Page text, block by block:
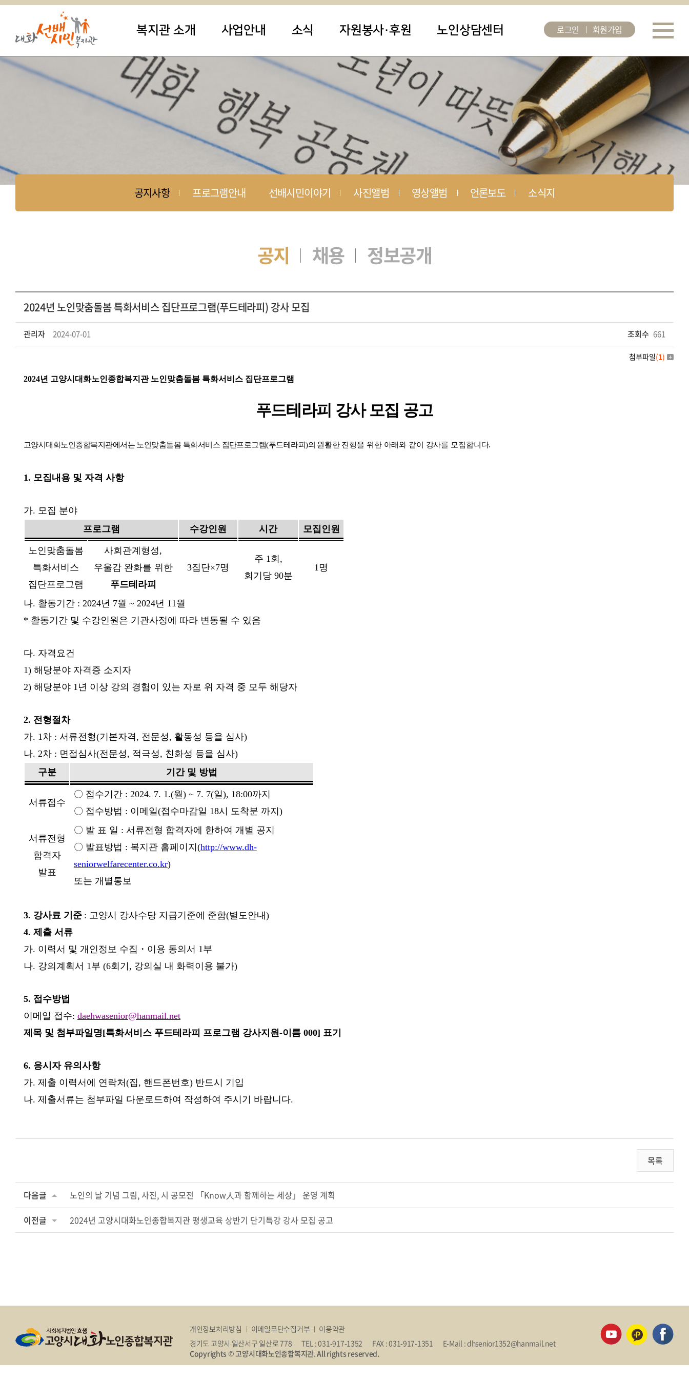
복지관 소개 사업안내 소식 자원봉사·후원 노인상담센터 로그인 회원가입
공지사항 프로그램안내 선배시민이야기 사진앨범 영상앨범 언론보도 소식지
공지 채용 정보공개
2024년 노인맞춤돌봄 특화서비스 집단프로그램(푸드테라피) 강사 모집
관리자 2024-07-01 조회수 661
첨부파일(1)
2024년 고양시대화노인종합복지관 노인맞춤돌봄 특화서비스 집단프로그램
푸드테라피 강사 모집 공고
고양시대화노인종합복지관에서는 노인맞춤돌봄 특화서비스 집단프로그램(푸드테라피)의 원활한 진행을 위한 아래와 같이 강사를 모집합니다.
1. 모집내용 및 자격 사항
가. 모집 분야
프로그램
수강인원 시간 모집인원
노인맞춤돌봄
특화서비스
집단프로그램
사회관계형성,
우울감 완화를 위한
푸드테라피
3집단×7명
주 1회 ,
회기당 90분
1명
나. 활동기간 : 2024년 7월 ~ 2024년 11월
* 활동기간 및 수강인원은 기관사정에 따라 변동될 수 있음
다. 자격요건
1) 해당분야 자격증 소지자
2) 해당분야 1년 이상 강의 경험이 있는 자로 위 자격 중 모두 해당자
2. 전형절차
가. 1차 : 서류전형(기본자격, 전문성, 활동성 등을 심사)
나. 2차 : 면접심사(전문성, 적극성, 친화성 등을 심사)
구분
기간 및 방법
서류접수
〇 접수기간 : 2024. 7. 1.(월) ~ 7. 7(일), 18:00까지
〇 접수방법 : 이메일(접수마감일 18시 도착분 까지)
서류전형
합격자
발표
〇 발 표 일 : 서류전형 합격자에 한하여 개별 공지
〇 발표방법 : 복지관 홈페이지 (http://www.dh-
seniorwelfarecenter.co.kr)
또는 개별통보
3. 강사료 기준 : 고양시 강사수당 지급기준에 준함(별도안내 )
4. 제출 서류
가. 이력서 및 개인정보 수집 ・ 이용 동의서 1부
나. 강의계획서 1부 (6회기 , 강의실 내 화력이용 불가)
5. 접수방법
이메일 접수: daehwasenior@hanmail.net
제목 및 첨부파일명[특화서비스 푸드테라피 프로그램 강사지원-이름 000] 표기
6. 응시자 유의사항
가. 제출 이력서에 연락처 (집 , 핸드폰번호) 반드시 기입
나. 제출서류는 첨부파일 다운로드하여 작성하여 주시기 바랍니다.
목록
다음글 노인의 날 기념 그림, 사진, 시 공모전 「Know人과 함께하는 세상」 운영 계획
이전글 2024년 고양시대화노인종합복지관 평생교육 상반기 단기특강 강사 모집 공고
개인정보처리방침 이메일무단수집거부
이용약관
경기도 고양시 일산서구 일산로 778
TEL : 031-917-1352 FAX : 031-917-1351
E-Mail : dhsenior1352@hanmail.net
Copyrights © 고양시대화노인종합복지관. All rights reserved.